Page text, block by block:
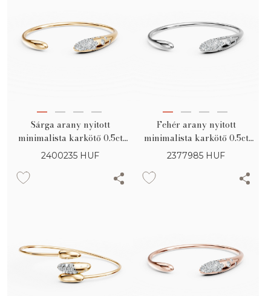
Sárga arany nyitott
minimalista karkötő 0.5ct
gyémánttal
2400235 HUF
Fehér arany nyitott
minimalista karkötő 0.5ct
gyémánttal
2377985 HUF